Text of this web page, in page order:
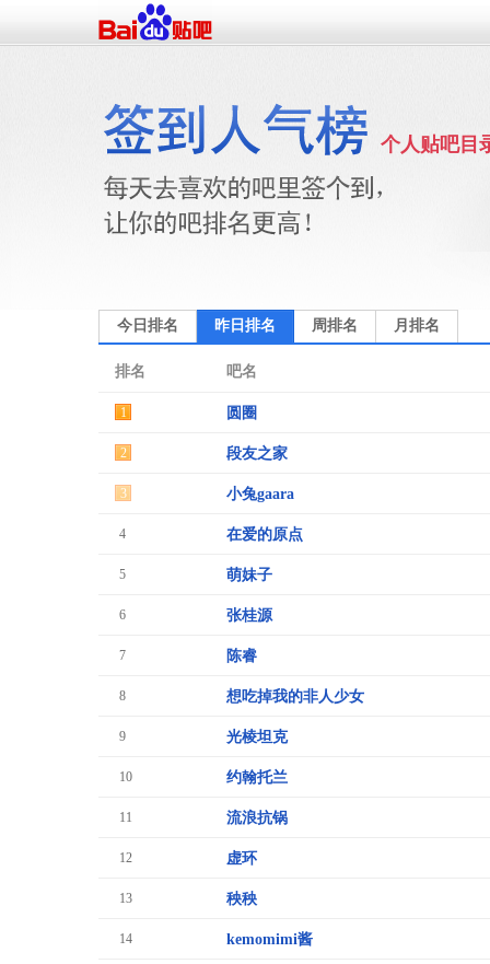
个人贴吧目
今日排名 昨日排名 周排名 月排名
排名 吧名
1 圆圈
2 段友之家
3 小兔gaara
4 在爱的原点
5 萌妹子
6 张桂源
7 陈睿
8 想吃掉我的非人少女
9 光棱坦克
10 约翰托兰
11 流浪抗锅
12 虚环
13 秧秧
14 kemomimi酱